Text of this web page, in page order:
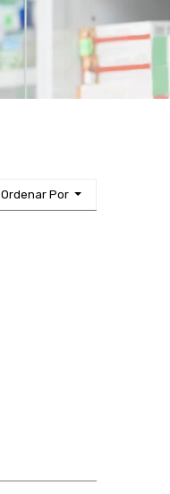
Ordenar Por